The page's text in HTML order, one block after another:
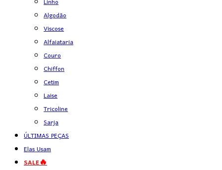
Algodão
Viscose
Alfaiataria
Couro
Chiffon
Cetim
Laise
Tricoline
Sarja
ÚLTIMAS PEÇAS
Elas Usam
SALE🔥